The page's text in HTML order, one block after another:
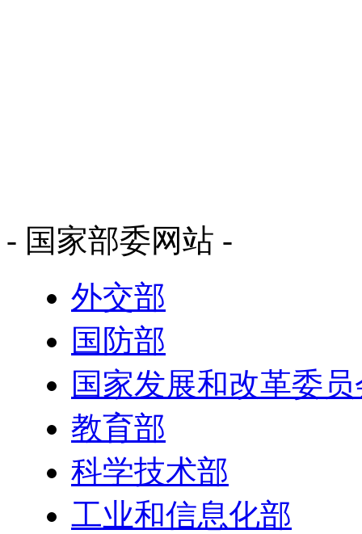
- 国家部委网站 -
外交部
国防部
国家发展和改革委
教育部
科学技术部
工业和信息化部